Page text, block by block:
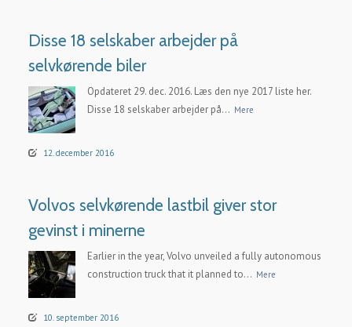
Disse 18 selskaber arbejder på
selvkørende biler
Opdateret 29. dec. 2016. Læs den nye 2017 liste her.
Disse 18 selskaber arbejder på... Mere
12. december 2016
Volvos selvkørende lastbil giver stor
gevinst i minerne
Earlier in the year, Volvo unveiled a fully autonomous
construction truck that it planned to... Mere
10. september 2016